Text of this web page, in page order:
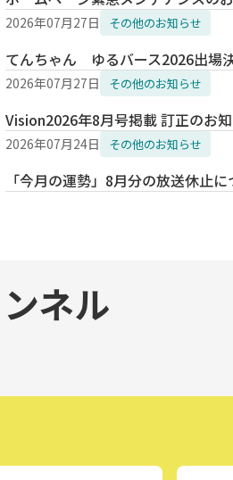
2026年07月27日 その他のお知らせ
てんちゃん ゆるバース2026出場
2026年07月27日 その他のお知らせ
Vision2026年8月号掲載 訂正のお
2026年07月24日 その他のお知らせ
「今月の運勢」8月分の放送休止
ネル